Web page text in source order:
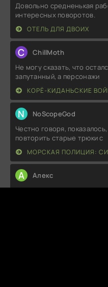
Довольно средненькая
интересных поворотов.
ОТЕЛЬ ДЛЯ ДВОИХ
C ChillMoth
Не могу сказать, что
запутанный, а персонажи
КОРЁ-КИДАНЬСКИЕ
N NoScopeGod
Честно говоря,
повторить старые трюки с
МОРСКАЯ ПОЛИЦИЯ:
А Алекс
Какая же это скукотища!